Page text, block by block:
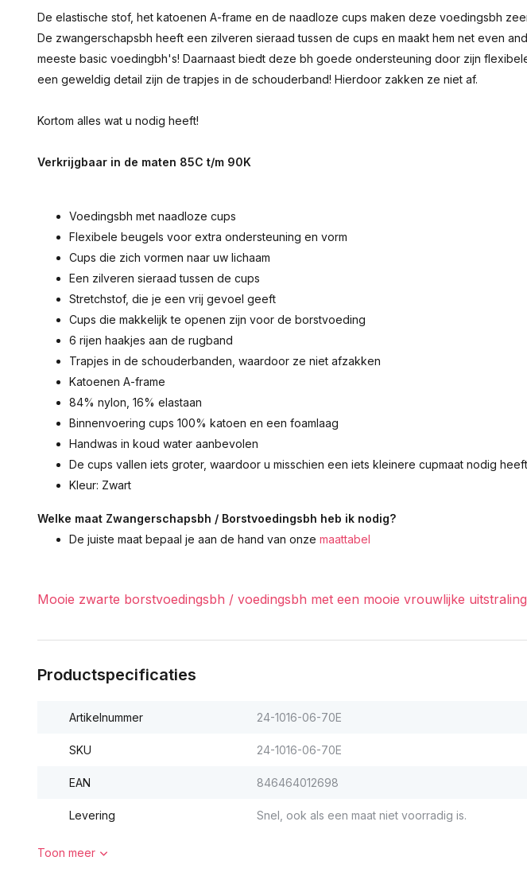
De elastische stof, het katoenen A-frame en de naadloze cups maken deze voedingsbh
De zwangerschapsbh heeft een zilveren sieraad tussen de cups en maakt hem net even
meeste basic voedingbh's! Daarnaast biedt deze bh goede ondersteuning door zijn
een geweldig detail zijn de trapjes in de schouderband! Hierdoor zakken ze niet af.
Kortom alles wat u nodig heeft!
Verkrijgbaar in de maten 85C t/m 90K
Voedingsbh met naadloze cups
Flexibele beugels voor extra ondersteuning en vorm
Cups die zich vormen naar uw lichaam
Een zilveren sieraad tussen de cups
Stretchstof, die je een vrij gevoel geeft
Cups die makkelijk te openen zijn voor de borstvoeding
6 rijen haakjes aan de rugband
Trapjes in de schouderbanden, waardoor ze niet afzakken
Katoenen A-frame
84% nylon, 16% elastaan
Binnenvoering cups 100% katoen en een foamlaag
Handwas in koud water aanbevolen
De cups vallen iets groter, waardoor u misschien een iets kleinere cupmaat nodig heeft
Kleur: Zwart
Welke maat Zwangerschapsbh / Borstvoedingsbh heb ik nodig?
De juiste maat bepaal je aan de hand van onze maattabel
Mooie zwarte borstvoedingsbh / voedingsbh met een mooie vrouwlijke
Productspecificaties
Artikelnummer 24-1016-06-70E
SKU 24-1016-06-70E
EAN 846464012698
Levering Snel, ook als een maat niet voorradig is.
Toon meer